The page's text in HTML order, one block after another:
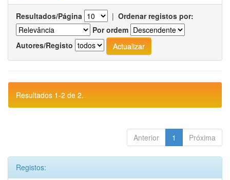
Resultados/Página | Ordenar registos por:
Por ordem
Autores/Registo
Resultados 1-2 de 2.
Anterior 1 Próxima
Registos: